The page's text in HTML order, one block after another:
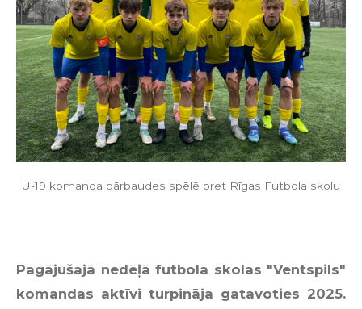
U-19 komanda pārbaudes spēlē pret Rīgas Futbola skolu
Pagājušajā nedēļā futbola skolas "Ventspils"
komandas aktīvi turpināja gatavoties 2025.